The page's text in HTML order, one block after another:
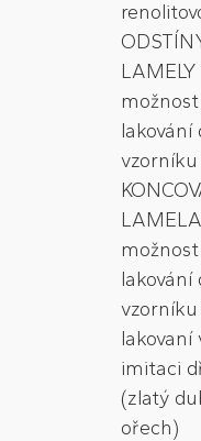
možnost
lakování
možnost
lakování
lakovaní
imitaci
(zlatý
ořech)